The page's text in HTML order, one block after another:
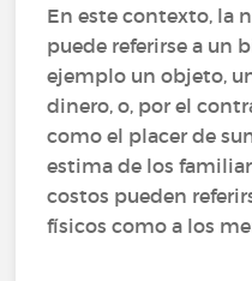
En este contexto, la
puede referirse a un
ejemplo un objeto,
dinero, o, por el
como el placer de
estima de los
costos pueden
físicos como a los